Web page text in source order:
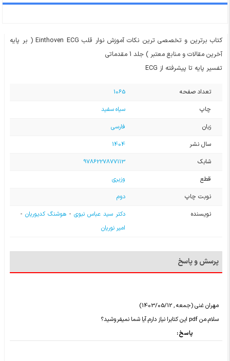
کتاب برترین و تخصصی ترین نکات آموزش نوار قلب Einthoven ECG ( بر پایه
آخرین مقالات و منابع معتبر ) جلد 1 مقدماتی
تفسیر پایه تا پیشرفته از ECG
تعداد صفحه
1065
چاپ
سیاه سفید
زبان
فارسی
سال نشر
1404
شابک
9786227877113
قطع
وزیری
نوبت چاپ
دوم
نویسنده
دکتر سید عباس نبوی- هوشنگ کدیوریان-
امیر نوریان
پرسش و پاسخ
مهران غنی (جمعه , 1403/05/12)
سلام.من pdf این کتابرا نیاز دارم.آیا شما نمیفروشید؟
پاسخ :